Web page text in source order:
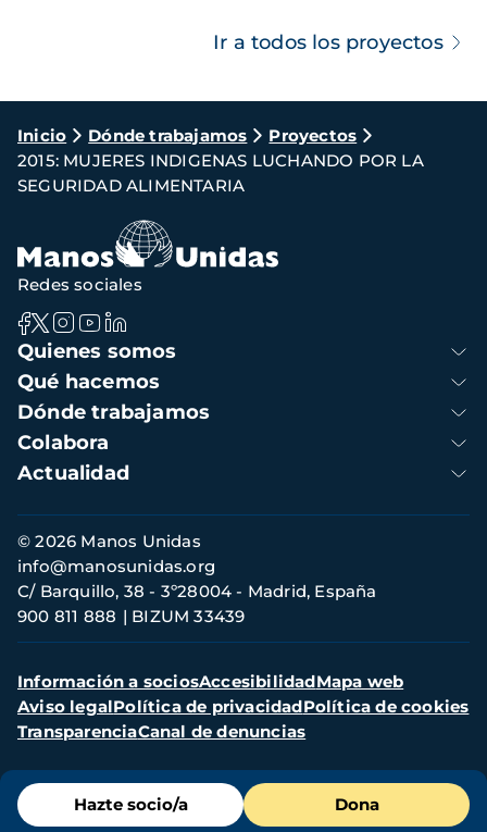
Ir a todos los proyectos
Ruta
de
navegación
Inicio Dónde trabajamos
Proyectos
2015: MUJERES INDIGENAS LUCHANDO POR LA
SEGURIDAD ALIMENTARIA
Menú
de
Hazte socio/a Dona
Navegación
principal
Quienes somos
Qué hacemos
Dónde trabajamos
Colabora
Actualidad
Redes sociales
Información
de
contacto
© 2026 Manos Unidas
C/ Barquillo, 38 - 3º28004 - Madrid, España
900 811 888
BIZUM 33439
info@manosunidas.org
Menú
secundario
Información a sociosAccesibilidadMapa web
Aviso legalPolítica de privacidadPolítica de cookies
TransparenciaCanal de denuncias